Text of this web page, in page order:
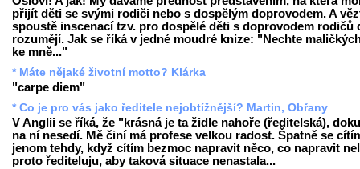
přijít děti se svými rodiči nebo s dospělým doprovodem. A
spoustě inscenací tzv. pro dospělé děti s doprovodem rodičů
rozumějí. Jak se říká v jedné moudré knize: "Nechte
ke mně..."
* Máte nějaké životní motto? Klárka
"carpe diem"
* Co je pro vás jako ředitele nejobtížnější? Martin, Obřany
V Anglii se říká, že "krásná je ta židle nahoře (ředitelská),
na ní nesedí. Mě činí má profese velkou radost. Špatně se
jenom tehdy, když cítím bezmoc napravit něco, co napravit
proto řediteluju, aby taková situace nenastala...